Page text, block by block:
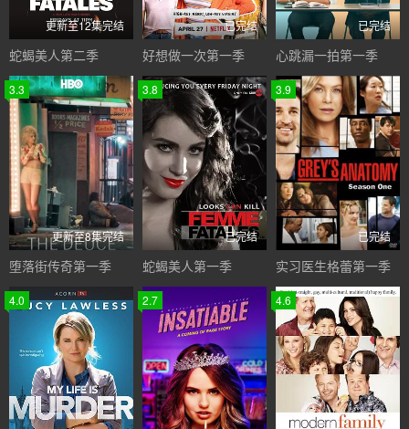
更新至12集完结
蛇蝎美人第二季
已完结
好想做一次第一季
已完结
心跳漏一拍第一季
3.3
更新至8集完结
堕落街传奇第一季
3.8
已完结
蛇蝎美人第一季
3.9
已完结
实习医生格蕾第一季
4.0 2.7 4.6